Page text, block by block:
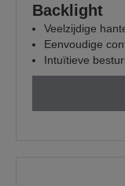
Backlight
Veelzijdige
Eenvoudige
Intuïtieve